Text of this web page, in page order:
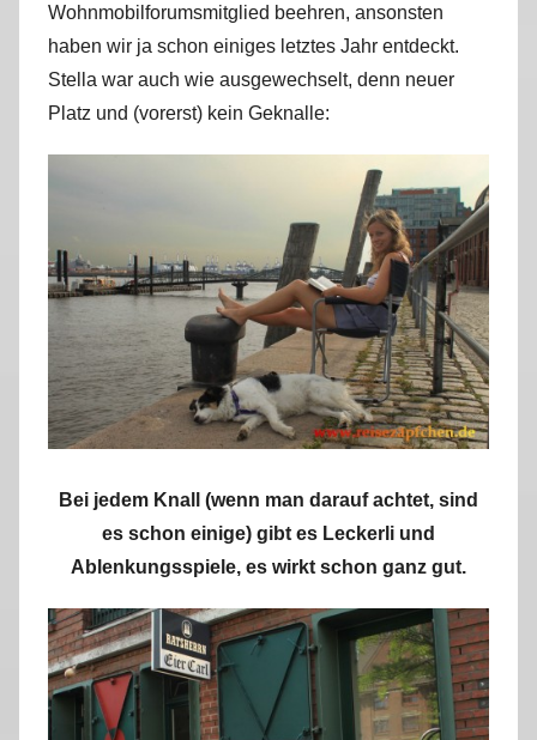
Wohnmobilforumsmitglied beehren, ansonsten
haben wir ja schon einiges letztes Jahr entdeckt.
Stella war auch wie ausgewechselt, denn neuer
Platz und (vorerst) kein Geknalle:
Bei jedem Knall (wenn man darauf achtet, sind
es schon einige) gibt es Leckerli und
Ablenkungsspiele, es wirkt schon ganz gut.